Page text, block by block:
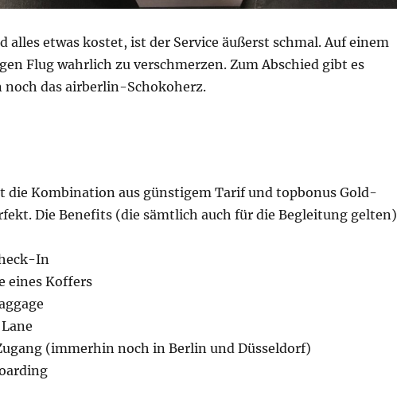
alles etwas kostet, ist der Service äußerst schmal. Auf einem
Flug wahrlich zu verschmerzen. Zum Abschied gibt es
das airberlin-Schokoherz.
die Kombination aus günstigem Tarif und topbonus Gold-
Die Benefits (die sämtlich auch für die Begleitung gelten)
In
eines Koffers
(immerhin noch in Berlin und Düsseldorf)